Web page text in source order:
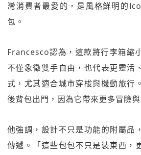
灣消費者最愛的，是風格鮮明的
包。
Francesco認為，這款將行李箱縮
不僅象徵雙手自由，也代表更靈活
式，尤其適合城市穿梭與機動旅行
後背包出門，因為它帶來更多冒險與
他強調，設計不只是功能的附屬品
傳遞。「這些包包不只是裝東西，